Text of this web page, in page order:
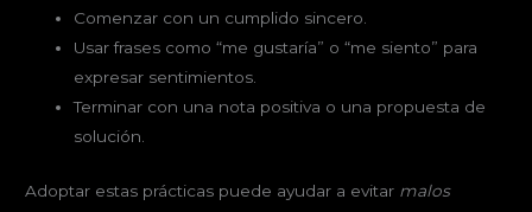
Comenzar con un cumplido sincero.
Usar frases como “me gustaría” o “me siento” para
expresar sentimientos.
Terminar con una nota positiva o una propuesta de
solución.
Adoptar estas prácticas puede ayudar a evitar malos